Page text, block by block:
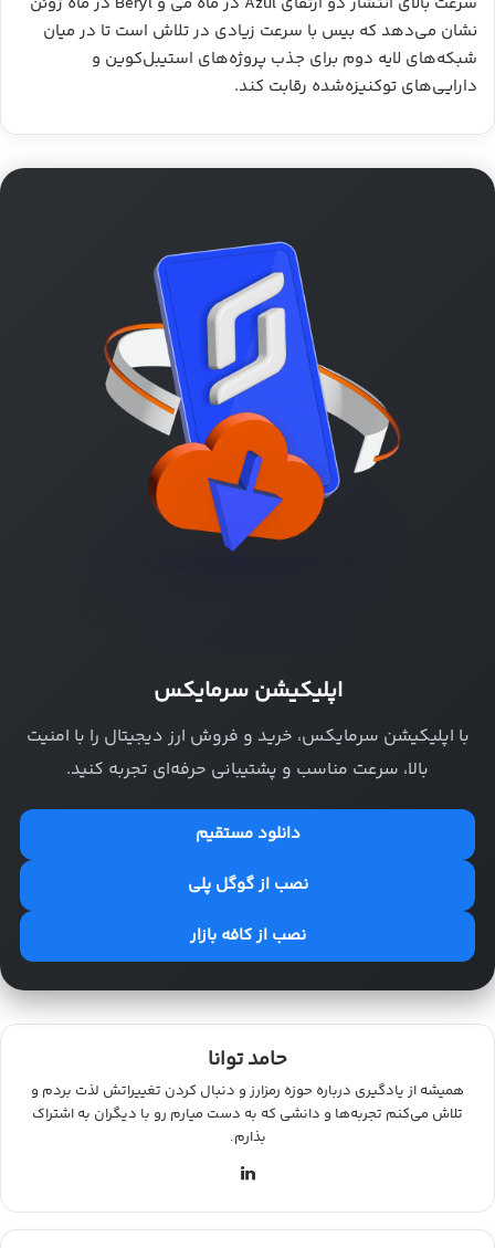
نشان می‌دهد که بیس با سرعت زیادی در تلاش است تا در میان
شبکه‌های لایه دوم برای جذب پروژه‌های استیبل‌کوین و
دارایی‌های توکنیزه‌شده رقابت کند.
اپلیکیشن سرمایکس
با اپلیکیشن سرمایکس، خرید و فروش ارز دیجیتال را با امنیت
بالا، سرعت مناسب و پشتیبانی حرفه‌ای تجربه کنید.
دانلود مستقیم
نصب از گوگل پلی
نصب از کافه بازار
حامد توانا
همیشه از یادگیری درباره حوزه رمزارز و دنبال کردن تغییراتش لذت بردم و
تلاش می‌کنم تجربه‌ها و دانشی که به دست میارم رو با دیگران به اشتراک
بذارم.